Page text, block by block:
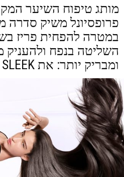
מותג טיפוח השיער
פרופסיונל משיק סדרה
במטרה להפחית פריז
השליטה בנפח
ומבריק יותר: את KERATIN ALPHA SLEEK